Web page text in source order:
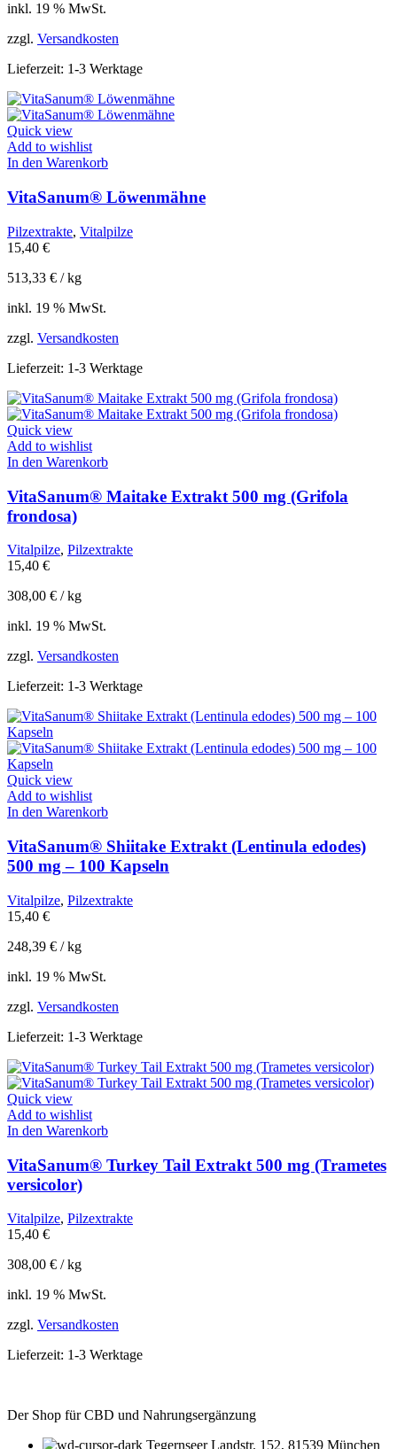
inkl. 19 % MwSt.
zzgl. Versandkosten
Lieferzeit: 1-3 Werktage
Quick view
Add to wishlist
In den Warenkorb
VitaSanum® Löwenmähne
Pilzextrakte, Vitalpilze
15,40 €
513,33 € /kg
inkl. 19 % MwSt.
zzgl. Versandkosten
Lieferzeit: 1-3 Werktage
Quick view
Add to wishlist
In den Warenkorb
VitaSanum® Maitake Extrakt 500 mg (Grifola
frondosa)
Vitalpilze, Pilzextrakte
15,40 €
308,00 € /kg
inkl. 19 % MwSt.
zzgl. Versandkosten
Lieferzeit: 1-3 Werktage
Quick view
Add to wishlist
In den Warenkorb
VitaSanum® Shiitake Extrakt (Lentinula edodes)
500 mg – 100 Kapseln
Vitalpilze, Pilzextrakte
15,40 €
248,39 € /kg
inkl. 19 % MwSt.
zzgl. Versandkosten
Lieferzeit: 1-3 Werktage
Quick view
Add to wishlist
In den Warenkorb
VitaSanum® Turkey Tail Extrakt 500 mg (Trametes
versicolor)
Vitalpilze, Pilzextrakte
15,40 €
308,00 € /kg
inkl. 19 % MwSt.
zzgl. Versandkosten
Lieferzeit: 1-3 Werktage
Der Shop für CBD und Nahrungsergänzung
Tegernseer Landstr. 152, 81539 München